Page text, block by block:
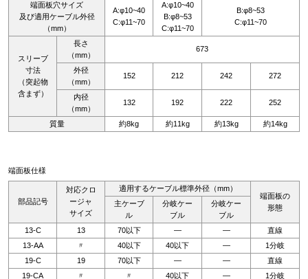
端面板穴サイズ
及び適用ケーブル外径
（mm）
A:φ10~40
C:φ11~70
A:φ10~40
B:φ8~53
C:φ11~70
B:φ8~53
C:φ11~70
スリーブ
寸法
（突起物
含まず）
長さ
（mm）
673
外径
（mm）
152 212 242 272
内径
（mm）
132 192 222 252
質量 約8kg 約11kg 約13kg 約14kg
端面板仕様
部品記号
対応クロ
ージャ
サイズ
適用するケーブル標準外径（mm）
端面板の
形態
主ケーブ
ル
分岐ケー
ブル
分岐ケー
ブル
13-C
13 70以下 — —
直線
13-AA
〃 40以下 40以下 —
1分岐
19-C
19 70以下 — —
直線
19-CA
〃 〃 40以下 —
1分岐